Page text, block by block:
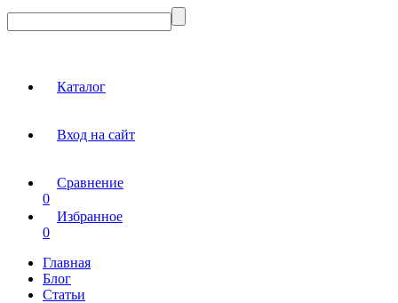
Каталог
Вход на сайт
Сравнение
0
Избранное
0
Главная
Блог
Статьи